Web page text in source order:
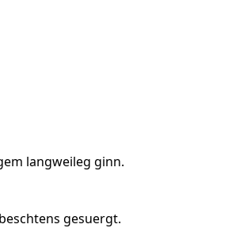
langweileg ginn.
gesuergt.